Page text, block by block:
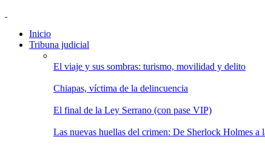
Inicio
Tribuna judicial
El viaje y sus sombras: turismo, movilidad y delito
Chiapas, víctima de la delincuencia
El final de la Ley Serrano (con pase VIP)
Las nuevas huellas del crimen: De Sherlock Holmes